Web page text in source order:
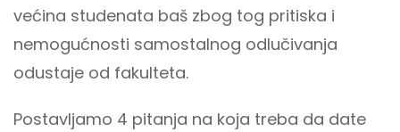
većina studenata baš zbog tog pritiska i
nemogućnosti samostalnog odlučivanja
odustaje od fakulteta.
Postavljamo 4 pitanja na koja treba da date